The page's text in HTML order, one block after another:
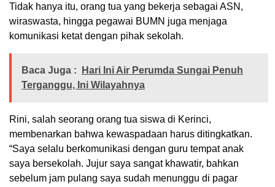
Tidak hanya itu, orang tua yang bekerja sebagai ASN,
wiraswasta, hingga pegawai BUMN juga menjaga
komunikasi ketat dengan pihak sekolah.
Baca Juga :
Hari Ini Air Perumda Sungai Penuh
Terganggu, Ini Wilayahnya
Rini, salah seorang orang tua siswa di Kerinci,
membenarkan bahwa kewaspadaan harus ditingkatkan.
“Saya selalu berkomunikasi dengan guru tempat anak
saya bersekolah. Jujur saya sangat khawatir, bahkan
sebelum jam pulang saya sudah menunggu di pagar